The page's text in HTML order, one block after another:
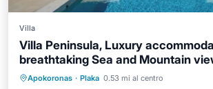
Villa
Villa Peninsula, Luxury
breathtaking Sea and Mountain
Apokoronas · Plaka 0.53 mi al centro
Piscina privada
Piscina